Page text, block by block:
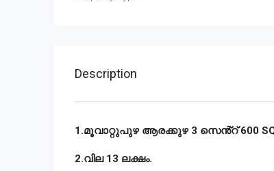
Description
1.മൂവാറ്റുപുഴ ആരക്കുഴ 3 സെൻ്റ് 600
2.വില 13 ലക്ഷം.